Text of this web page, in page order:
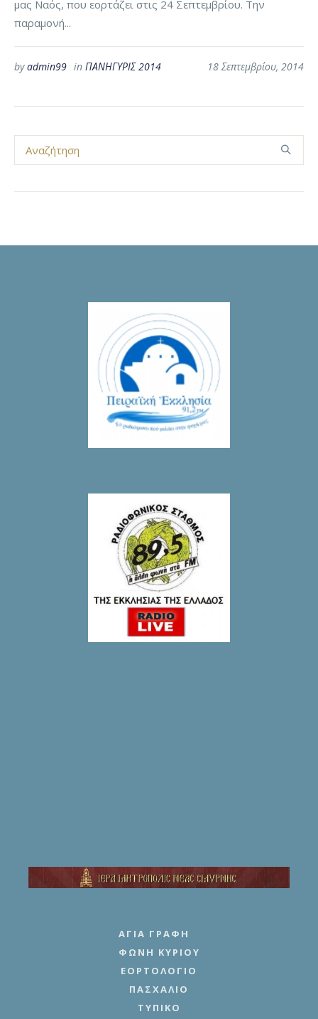
μας Ναός, που εορτάζει στις 24 Σεπτεμβρίου. Την
παραμονή...
18 Σεπτεμβρίου, 2014
byadmin99 in ΠΑΝΗΓΥΡΙΣ 2014
ΑΓΊΑ ΓΡΑΦΉ
ΦΩΝΉ ΚΥΡΊΟΥ
ΕΟΡΤΟΛΌΓΙΟ
ΠΑΣΧΆΛΙΟ
ΤΥΠΙΚΌ